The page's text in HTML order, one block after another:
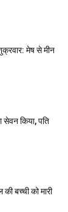
मेष से मीन
सेवन किया, पति
बच्ची को मारी